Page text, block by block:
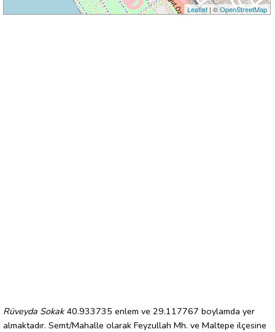
Leaflet| ©OpenStreetMap
Rüveyda Sokak40.933735 enlem ve 29.117767 boylamda yer
almaktadır. Semt/Mahalle olarak Feyzullah Mh. ve Maltepe ilçesine